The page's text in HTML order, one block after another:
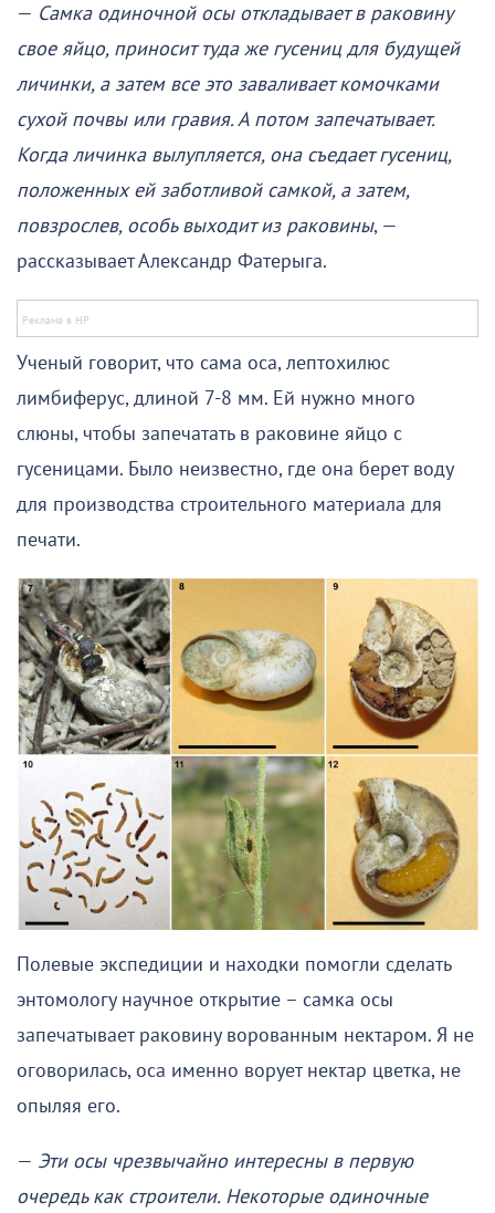
— Самка одиночной осы откладывает в раковину
свое яйцо, приносит туда же гусениц для будущей
личинки, а затем все это заваливает комочками
сухой почвы или гравия. А потом запечатывает.
Когда личинка вылупляется, она съедает гусениц,
положенных ей заботливой самкой, а затем,
повзрослев, особь выходит из раковины, —
рассказывает Александр Фатерыга.
Ученый говорит, что сама оса, лептохилюс
лимбиферус, длиной 7-8 мм. Ей нужно много
слюны, чтобы запечатать в раковине яйцо с
гусеницами. Было неизвестно, где она берет воду
для производства строительного материала для
печати.
Полевые экспедиции и находки помогли сделать
энтомологу научное открытие – самка осы
запечатывает раковину ворованным нектаром. Я не
оговорилась, оса именно ворует нектар цветка, не
опыляя его.
— Эти осы чрезвычайно интересны в первую
очередь как строители. Некоторые одиночные